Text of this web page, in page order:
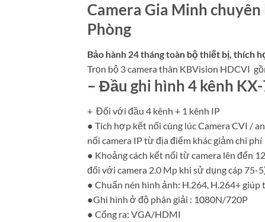
Camera Gia Minh
Phòng
Bảo hành 24 tháng toàn bộ thiết bị, thích
Trọn bộ 3 camera thân KBVision HDCVI
– Đầu ghi hình 4 kênh
+ Đối với đầu 4 kênh + 1 kênh IP
● Tích hợp kết nối cùng lúc Camera CVI /
nối camera IP từ địa điểm khác giảm chi phí
● Khoảng cách kết nối từ camera lên đến
đối với camera 2.0 Mp khi sử dụng cáp 75-
● Chuẩn nén hình ảnh: H.264, H.264+
●Ghi hình ở độ phân giải : 1080N/720P
● Cổng ra: VGA/HDMI